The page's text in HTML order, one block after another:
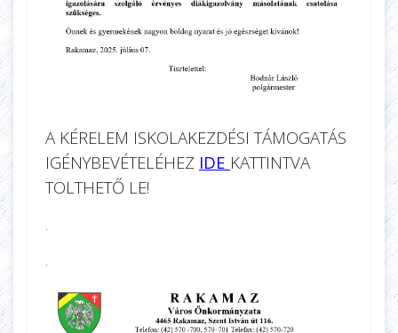
A KÉRELEM ISKOLAKEZDÉSI TÁMOGATÁS
IGÉNYBEVÉTELÉHEZ IDE KATTINTVA
TÖLTHETŐ LE!
.
.